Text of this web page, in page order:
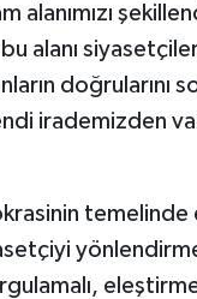
alanımızı
alanı
doğrularını
irademizden